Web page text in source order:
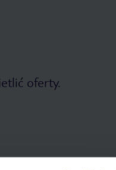
oferty.